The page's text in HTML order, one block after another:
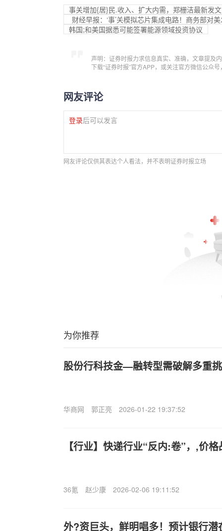
事关增加{居}民.收入、扩大内需，郑栅洁最新发
财经早报：‘事’关模拟芯片集成电路！商务部对
韩国;和美国据悉可能签署能源领域投资协议
声明：证券时报力求信息真实、准确，文章提及
下载“证券时报”官方APP，或关注官方微信公众
网友评论
登录后可以发言
网友评论仅供其表达个人看法，并不表明证券时报立场
为你推荐
股份行科技金—融转型需破解多重
华商网 郭正亮 2026-01-22 19:37:52
【行业】快递行业“反内:卷”，,价
36氪 赵少康 2026-02-06 19:11:52
外?资巨头，鲜明唱多！预计银行